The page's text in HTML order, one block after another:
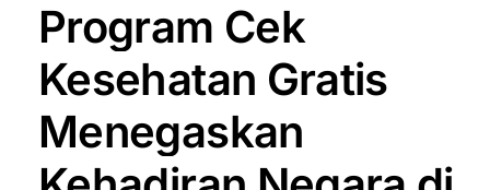
Program Cek
Kesehatan Gratis
Menegaskan